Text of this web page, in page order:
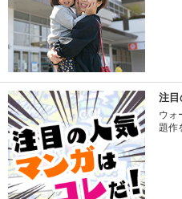
注目
ウォ
題作